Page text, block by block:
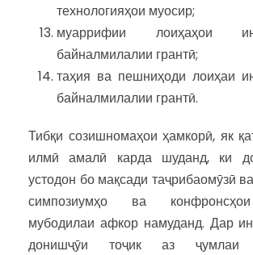
технологияҳои муосир;
муаррифии лоиҳаҳои
байналмилалии грантӣ;
таҳия ва пешниҳоди лоиҳаи
байналмилалии грантӣ.
Тибқи созишномаҳои ҳамкорӣ, як
илмӣ амалӣ карда шуданд, ки
устодон бо мақсади таҷрибаомӯзӣ
симпозиумҳо ва
мубодилаи афкор намуданд. Дар
донишҷӯи тоҷик аз ҷумлаи